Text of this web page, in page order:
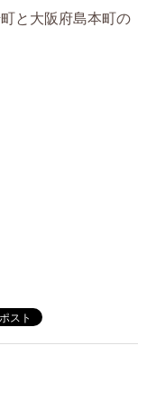
と大阪府島本町の